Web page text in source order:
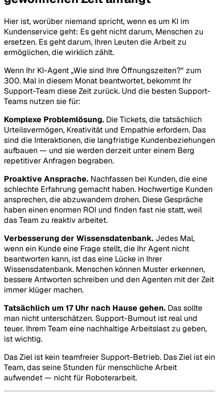
Hier ist, worüber niemand spricht, wenn es um KI im
Kundenservice geht: Es geht nicht darum, Menschen zu
ersetzen. Es geht darum, Ihren Leuten die Arbeit zu
ermöglichen, die wirklich zählt.
Wenn Ihr KI-Agent „Wie sind Ihre Öffnungszeiten?" zum
300. Mal in diesem Monat beantwortet, bekommt Ihr
Support-Team diese Zeit zurück. Und die besten Support-
Teams nutzen sie für:
Komplexe Problemlösung. Die Tickets, die tatsächlich
Urteilsvermögen, Kreativität und Empathie erfordern. Das
sind die Interaktionen, die langfristige Kundenbeziehungen
aufbauen — und sie werden derzeit unter einem Berg
repetitiver Anfragen begraben.
Proaktive Ansprache. Nachfassen bei Kunden, die eine
schlechte Erfahrung gemacht haben. Hochwertige Kunden
ansprechen, die abzuwandern drohen. Diese Gespräche
haben einen enormen ROI und finden fast nie statt, weil
das Team zu reaktiv arbeitet.
Verbesserung der Wissensdatenbank. Jedes Mal,
wenn ein Kunde eine Frage stellt, die Ihr Agent nicht
beantworten kann, ist das eine Lücke in Ihrer
Wissensdatenbank. Menschen können Muster erkennen,
bessere Antworten schreiben und den Agenten mit der Zeit
immer klüger machen.
Tatsächlich um 17 Uhr nach Hause gehen. Das sollte
man nicht unterschätzen. Support-Burnout ist real und
teuer. Ihrem Team eine nachhaltige Arbeitslast zu geben,
ist wichtig.
Das Ziel ist kein teamfreier Support-Betrieb. Das Ziel ist ein
Team, das seine Stunden für menschliche Arbeit
aufwendet — nicht für Roboterarbeit.